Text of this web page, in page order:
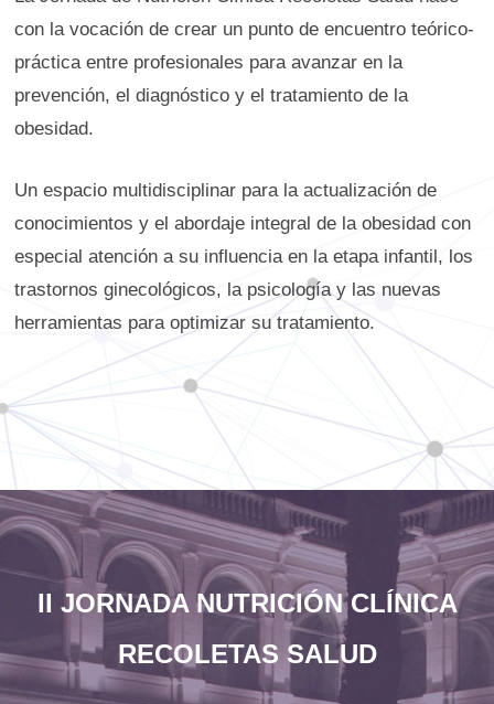
con la vocación de crear un punto de encuentro teórico-
práctica entre profesionales para avanzar en la
prevención, el diagnóstico y el tratamiento de la
obesidad.
Un espacio multidisciplinar para la actualización de
conocimientos y el abordaje integral de la obesidad con
especial atención a su influencia en la etapa infantil, los
trastornos ginecológicos, la psicología y las nuevas
herramientas para optimizar su tratamiento.
II JORNADA NUTRICIÓN CLÍNICA
RECOLETAS SALUD